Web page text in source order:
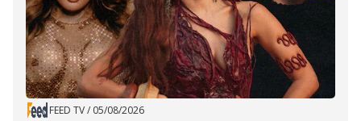
FEED TV/ 05/08/2026